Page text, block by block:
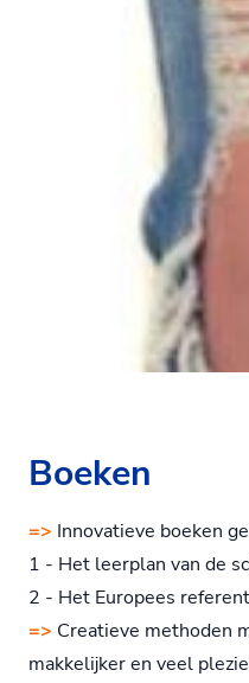
Boeken
=> Innovatieve boeken
1 - Het leerplan van de
2 - Het Europees
=> Creatieve methoden
makkelijker en veel